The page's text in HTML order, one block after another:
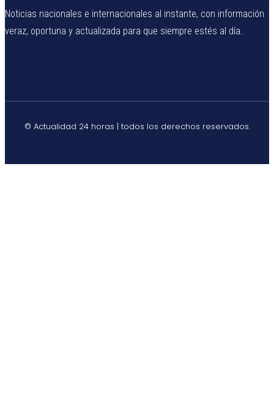
Noticias nacionales e internacionales al instante, con información
veraz, oportuna y actualizada para que siempre estés al día.
© Actualidad 24 horas | todos los derechos reservados.